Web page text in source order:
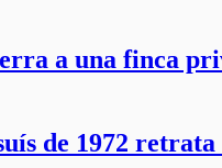
a una finca
de 1972